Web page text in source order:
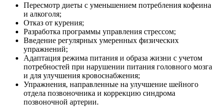
Пересмотр диеты с уменьшением потребления кофеина
и алкоголя;
Отказ от курения;
Разработка программы управления стрессом;
Введение регулярных умеренных физических
упражнений;
Адаптация режима питания и образа жизни с учетом
потребностей при нарушении питания головного мозга
и для улучшения кровоснабжения;
Упражнения, направленные на улучшение шейного
отдела позвоночника и коррекцию синдрома
позвоночной артерии.